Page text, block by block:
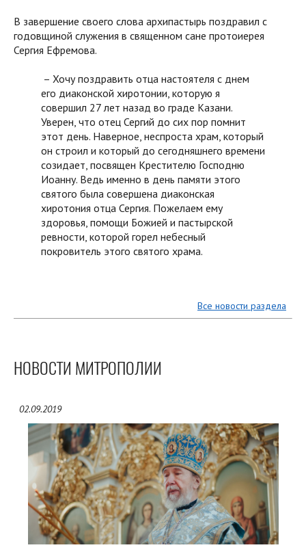
В завершение своего слова архипастырь поздравил с
годовщиной служения в священном сане протоиерея
Сергия Ефремова.
– Хочу поздравить отца настоятеля с днем
его диаконской хиротонии, которую я
совершил 27 лет назад во граде Казани.
Уверен, что отец Сергий до сих пор помнит
этот день. Наверное, неспроста храм, который
он строил и который до сегодняшнего времени
созидает, посвящен Крестителю Господню
Иоанну. Ведь именно в день памяти этого
святого была совершена диаконская
хиротония отца Сергия. Пожелаем ему
здоровья, помощи Божией и пастырской
ревности, которой горел небесный
покровитель этого святого храма.
Все новости раздела
НОВОСТИ МИТРОПОЛИИ
02.09.2019